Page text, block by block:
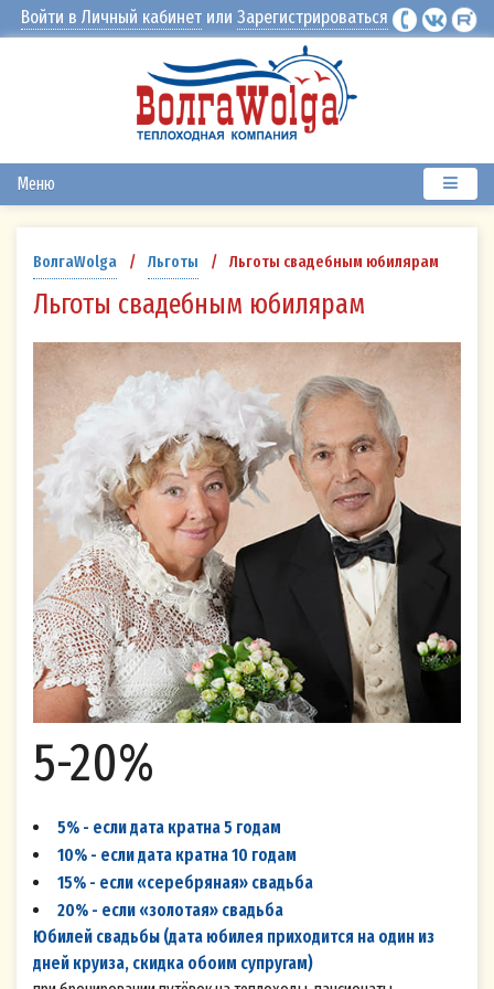
Войти в Личный кабинет или Зарегистрироваться
Меню
ВолгаWolga / Льготы / Льготы свадебным юбилярам
Льготы свадебным юбилярам
5-20%
5% - если дата кратна 5 годам
10% - если дата кратна 10 годам
15% - если «серебряная» свадьба
20% - если «золотая» свадьба
Юбилей свадьбы (дата юбилея приходится на один из
дней круиза, скидка обоим супругам)
Согласие на обработку персональных
данных (Cookie)
Настоящим я, физическое лицо,
идентифицирующееся в настоящем Согласии
по адресу электронной почты (и/или номеру
мобильного телефона), указанных мной при